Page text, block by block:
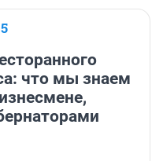
что мы знаем